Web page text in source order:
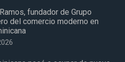
fundador de Grupo
del comercio moderno en